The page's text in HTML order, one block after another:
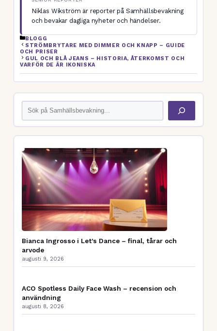
Niklas Wikström är reporter på Samhällsbevakning
och bevakar dagliga nyheter och händelser.
KATEGORIER
BLOGG
STRÖMBRYTARE MED DIMMER OCH KNAPP – GUIDE
OCH PRISER
GUL OCH BLÅ JEANS – HISTORIA, ÅTERKOMST OCH
VARFÖR DE ÄR IKONISKA
Sök
Bianca Ingrosso i Let’s Dance – final, tårar och
arvode
augusti 9, 2026
ACO Spotless Daily Face Wash – recension och
användning
augusti 8, 2026